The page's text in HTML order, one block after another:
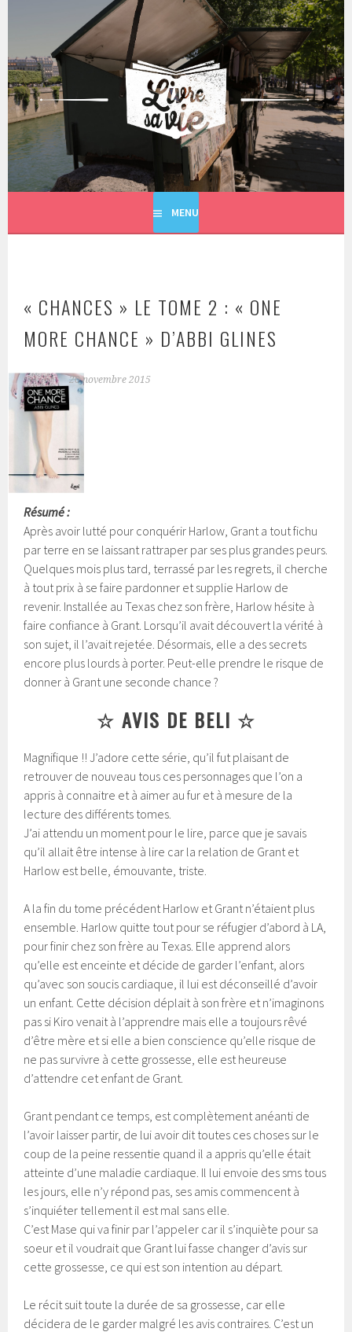
principal
LIVRE SA VIE
MENU
« CHANCES » LE TOME 2 : « ONE
MORE CHANCE » D’ABBI GLINES
20 novembre 2015
Résumé :
Après avoir lutté pour conquérir Harlow, Grant a tout fichu
par terre en se laissant rattraper par ses plus grandes peurs.
Quelques mois plus tard, terrassé par les regrets, il cherche
à tout prix à se faire pardonner et supplie Harlow de
revenir. Installée au Texas chez son frère, Harlow hésite à
faire confiance à Grant. Lorsqu’il avait découvert la vérité à
son sujet, il l’avait rejetée. Désormais, elle a des secrets
encore plus lourds à porter. Peut-elle prendre le risque de
donner à Grant une seconde chance ?
☆ AVIS DE BELI ☆
Magnifique !! J’adore cette série, qu’il fut plaisant de
retrouver de nouveau tous ces personnages que l’on a
appris à connaitre et à aimer au fur et à mesure de la
lecture des différents tomes.
J’ai attendu un moment pour le lire, parce que je savais
qu’il allait être intense à lire car la relation de Grant et
Harlow est belle, émouvante, triste.
A la fin du tome précédent Harlow et Grant n’étaient plus
ensemble. Harlow quitte tout pour se réfugier d’abord à LA,
pour finir chez son frère au Texas. Elle apprend alors
qu’elle est enceinte et décide de garder l’enfant, alors
qu’avec son soucis cardiaque, il lui est déconseillé d’avoir
un enfant. Cette décision déplait à son frère et n’imaginons
pas si Kiro venait à l’apprendre mais elle a toujours rêvé
d’être mère et si elle a bien conscience qu’elle risque de
ne pas survivre à cette grossesse, elle est heureuse
d’attendre cet enfant de Grant.
Grant pendant ce temps, est complètement anéanti de
l’avoir laisser partir, de lui avoir dit toutes ces choses sur le
coup de la peine ressentie quand il a appris qu’elle était
atteinte d’une maladie cardiaque. Il lui envoie des sms tous
les jours, elle n’y répond pas, ses amis commencent à
s’inquiéter tellement il est mal sans elle.
C’est Mase qui va finir par l’appeler car il s’inquiète pour sa
soeur et il voudrait que Grant lui fasse changer d’avis sur
cette grossesse, ce qui est son intention au départ.
Le récit suit toute la durée de sa grossesse, car elle
décidera de le garder malgré les avis contraires. C’est un